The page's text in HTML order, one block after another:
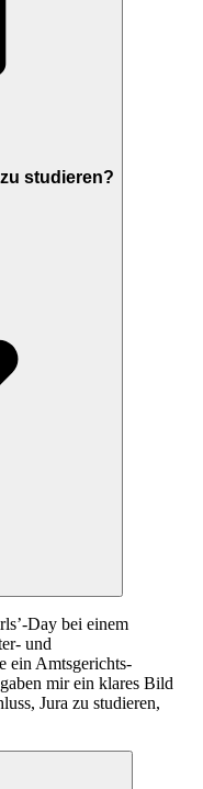
studieren?
Day bei einem
und
ein Amtsgerichts­
mir ein klares Bild
Jura zu studieren,